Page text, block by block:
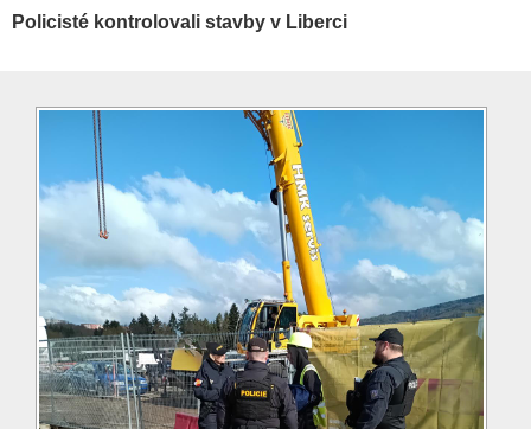
Policisté kontrolovali stavby v Liberci